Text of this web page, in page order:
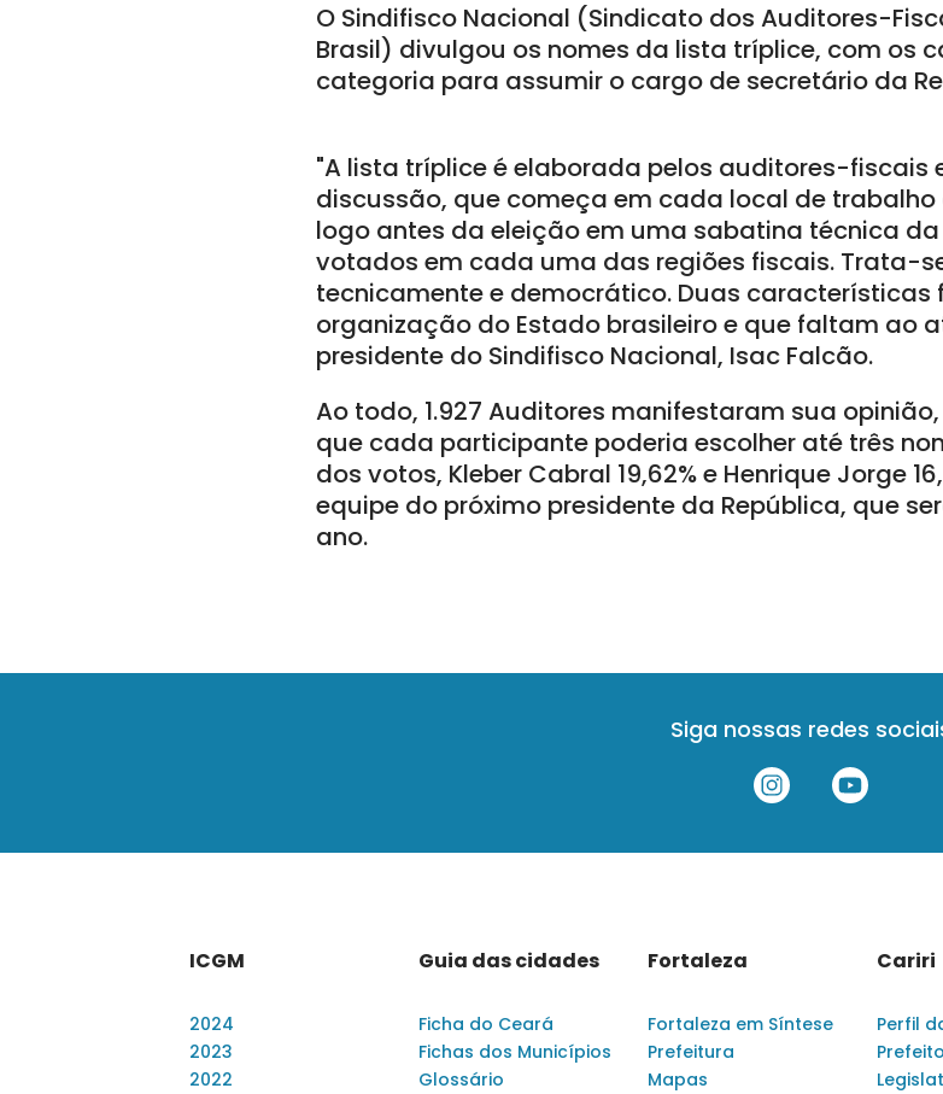
O Sindifisco Nacional (Sindicato dos Auditores-
Brasil) divulgou os nomes da lista tríplice, com os
categoria para assumir o cargo de secretário da
"A lista tríplice é elaborada pelos auditores-fiscais
discussão, que começa em cada local de trabalho
logo antes da eleição em uma sabatina técnica
votados em cada uma das regiões fiscais. Trata-
tecnicamente e democrático. Duas
organização do Estado brasileiro e que faltam ao
presidente do Sindifisco Nacional, Isac Falcão.
Ao todo, 1.927 Auditores manifestaram sua
que cada participante poderia escolher até três
dos votos, Kleber Cabral 19,62% e Henrique Jorge
equipe do próximo presidente da República, que
ano.
Siga nossas redes
ICGM
2024
2023
2022
Guia das cidades
Ficha do Ceará
Fichas dos Municípios
Glossário
Fortaleza
Fortaleza em Síntese
Prefeitura
Mapas
Cariri
Perfil